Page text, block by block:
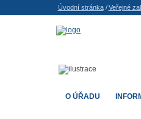
O ÚŘADU
Úvodní stránka/ Veřejné